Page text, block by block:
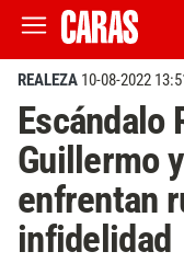
REALEZA 10-08-2022
Escándalo
Guillermo
enfrentan
infidelidad